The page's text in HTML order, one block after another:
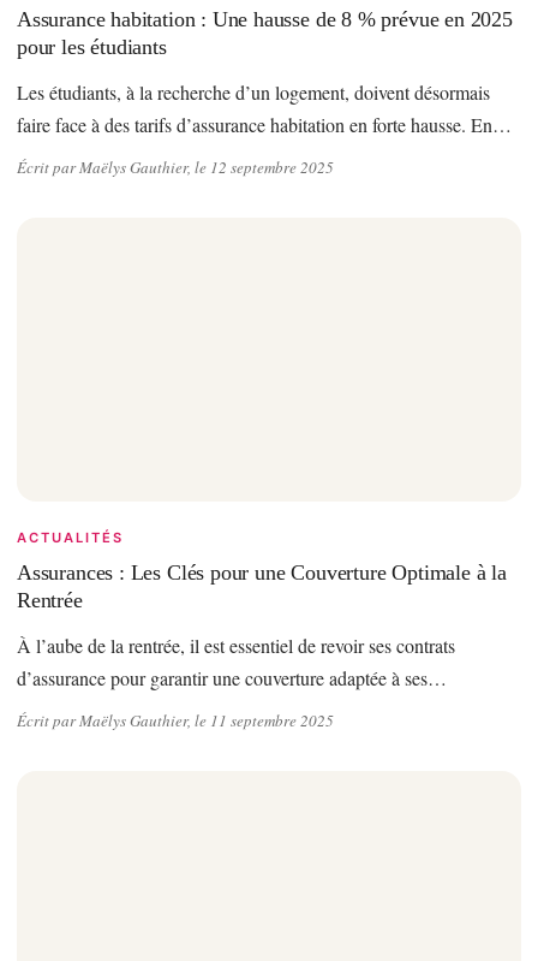
Assurance habitation : Une hausse de 8 % prévue en 2025
pour les étudiants
Les étudiants, à la recherche d’un logement, doivent désormais
faire face à des tarifs d’assurance habitation en forte hausse. En…
Écrit par Maëlys Gauthier, le 12 septembre 2025
ACTUALITÉS
Assurances : Les Clés pour une Couverture Optimale à la
Rentrée
À l’aube de la rentrée, il est essentiel de revoir ses contrats
d’assurance pour garantir une couverture adaptée à ses…
Écrit par Maëlys Gauthier, le 11 septembre 2025